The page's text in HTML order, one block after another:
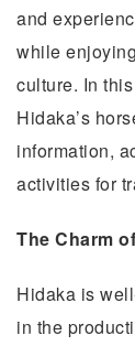
and
while
culture. In
Hidaka’s
information,
activities for
The Charm
Hidaka is
in the